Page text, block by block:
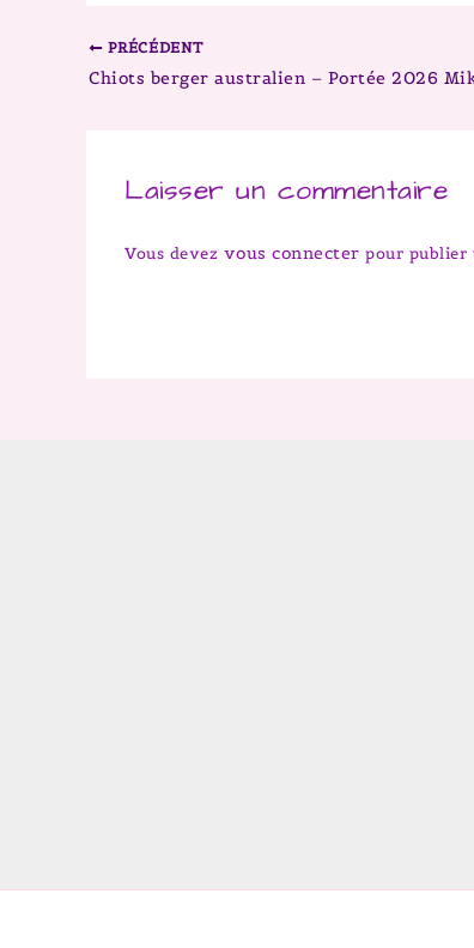
PRÉCÉDENT
Laisser un commentaire
Vous devez vous connecter pour publier